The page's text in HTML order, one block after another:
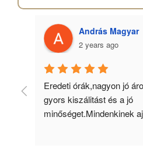
András Magyar
2 years ago
Eredeti órák,nagyon jó
gyors kiszálitást és a jó
minőséget.Mindenkinek